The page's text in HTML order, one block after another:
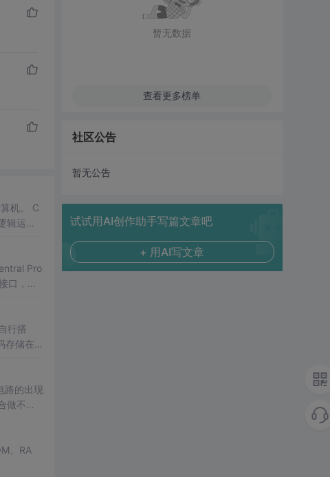
。 C
Pro
口，甚
行搭
存储在
路的出现
做不同
暂无数据
查看更多榜单
社区公告
暂无公告
试试用AI创作助手写篇文章吧
+ 用AI写文章